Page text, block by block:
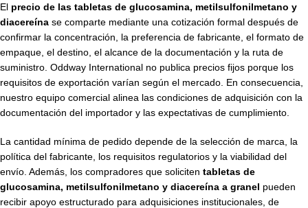
El precio de las tabletas de glucosamina, metilsulfonilmetano y
diacereína se comparte mediante una cotización formal después de
confirmar la concentración, la preferencia de fabricante, el formato de
empaque, el destino, el alcance de la documentación y la ruta de
suministro. Oddway International no publica precios fijos porque los
requisitos de exportación varían según el mercado. En consecuencia,
nuestro equipo comercial alinea las condiciones de adquisición con la
documentación del importador y las expectativas de cumplimiento.
La cantidad mínima de pedido depende de la selección de marca, la
política del fabricante, los requisitos regulatorios y la viabilidad del
envío. Además, los compradores que soliciten tabletas de
glucosamina, metilsulfonilmetano y diacereína a granel pueden
recibir apoyo estructurado para adquisiciones institucionales, de